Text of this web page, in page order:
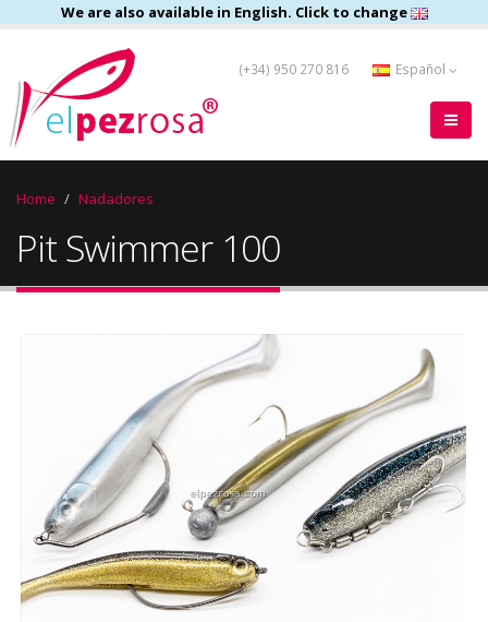
We are also available in English. Click to change
(+34) 950 270 816 Español
Home Nadadores
Pit Swimmer 100